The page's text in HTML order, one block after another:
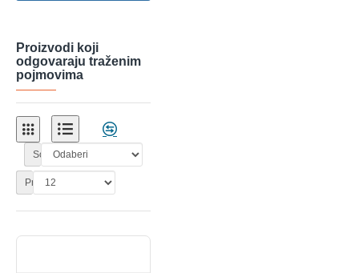
Proizvodi koji
odgovaraju traženim
pojmovima
Sortiraj:
Prikaži: